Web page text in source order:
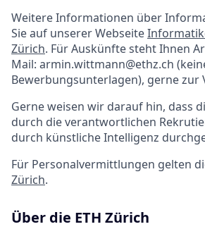
Weitere Informationen über
Sie auf unserer Webseite
Zürich. Für Auskünfte steht Ihnen
Mail: armin.wittmann@ethz.ch
Bewerbungsunterlagen), gerne zur
Gerne weisen wir darauf hin, dass
durch die verantwortlichen
durch künstliche Intelligenz
Für Personalvermittlungen gelten
Zürich.
Über die ETH Zürich